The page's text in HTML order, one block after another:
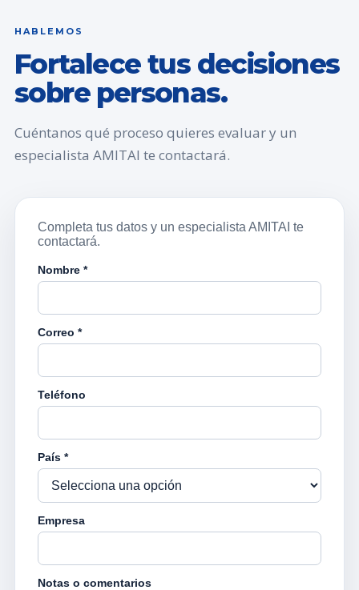
HABLEMOS
Fortalece tus decisiones
sobre personas.
Cuéntanos qué proceso quieres evaluar y un
especialista AMITAI te contactará.